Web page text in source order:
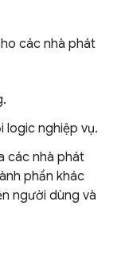
các nhà phát
logic nghiệp vụ.
các nhà phát
phần khác
người dùng và